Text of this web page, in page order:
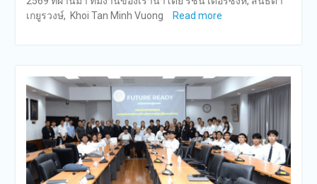
เกยูรวงษ์, Khoi Tan Minh Vuong
Read more